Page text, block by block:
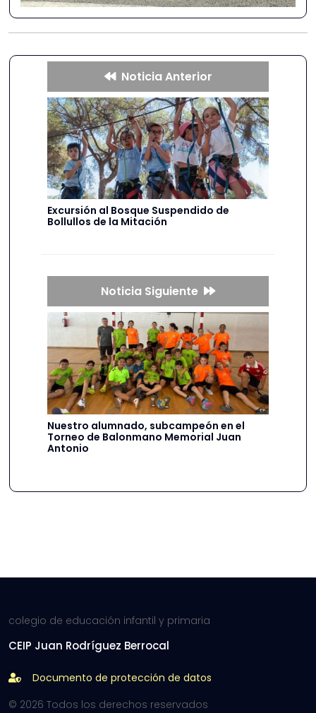
Noticia Anterior
Excursión al Bosque Suspendido de
Bollullos de la Mitación
Noticia Siguiente
Nuestro alumnado, subcampeón en el
Torneo de Balonmano Memorial Juan
Antonio
colegio de educación infantil y primaria
CEIP Juan Rodríguez Berrocal
Documento de protección de datos
© 2026 Todos los derechos reservados